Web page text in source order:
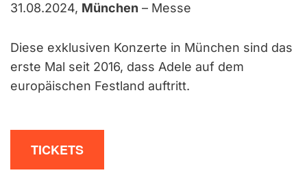
31.08.2024, München – Messe
Diese exklusiven Konzerte in München sind das
erste Mal seit 2016, dass Adele auf dem
europäischen Festland auftritt.
TICKETS